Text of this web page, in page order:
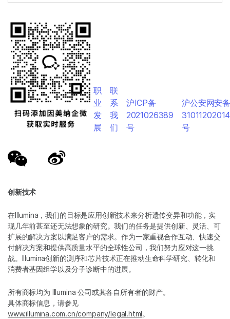
创新技术
在Illumina，我们的目标是应用创新技术来分析遗传变异和功能，实
现几年前甚至还无法想象的研究。我们的任务是提供创新、灵活、可
扩展的解决方案以满足客户的需求。作为一家重视合作互动、快速交
付解决方案和提供高质量水平的全球性公司，我们努力应对这一挑
战。Illumina创新的测序和芯片技术正在推动生命科学研究、转化和
消费者基因组学以及分子诊断中的进展。
所有商标均为 Illumina 公司或其各自所有者的财产。
具体商标信息，请参见
www.illumina.com.cn/company/legal.html。
职
业
发
展
联
系
我
们
沪ICP备
2021026389
号
沪公安网安
号